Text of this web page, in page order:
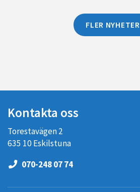
FLER NYHETER
Kontakta oss
Torestavägen 2
635 10 Eskilstuna
070-248 07 74